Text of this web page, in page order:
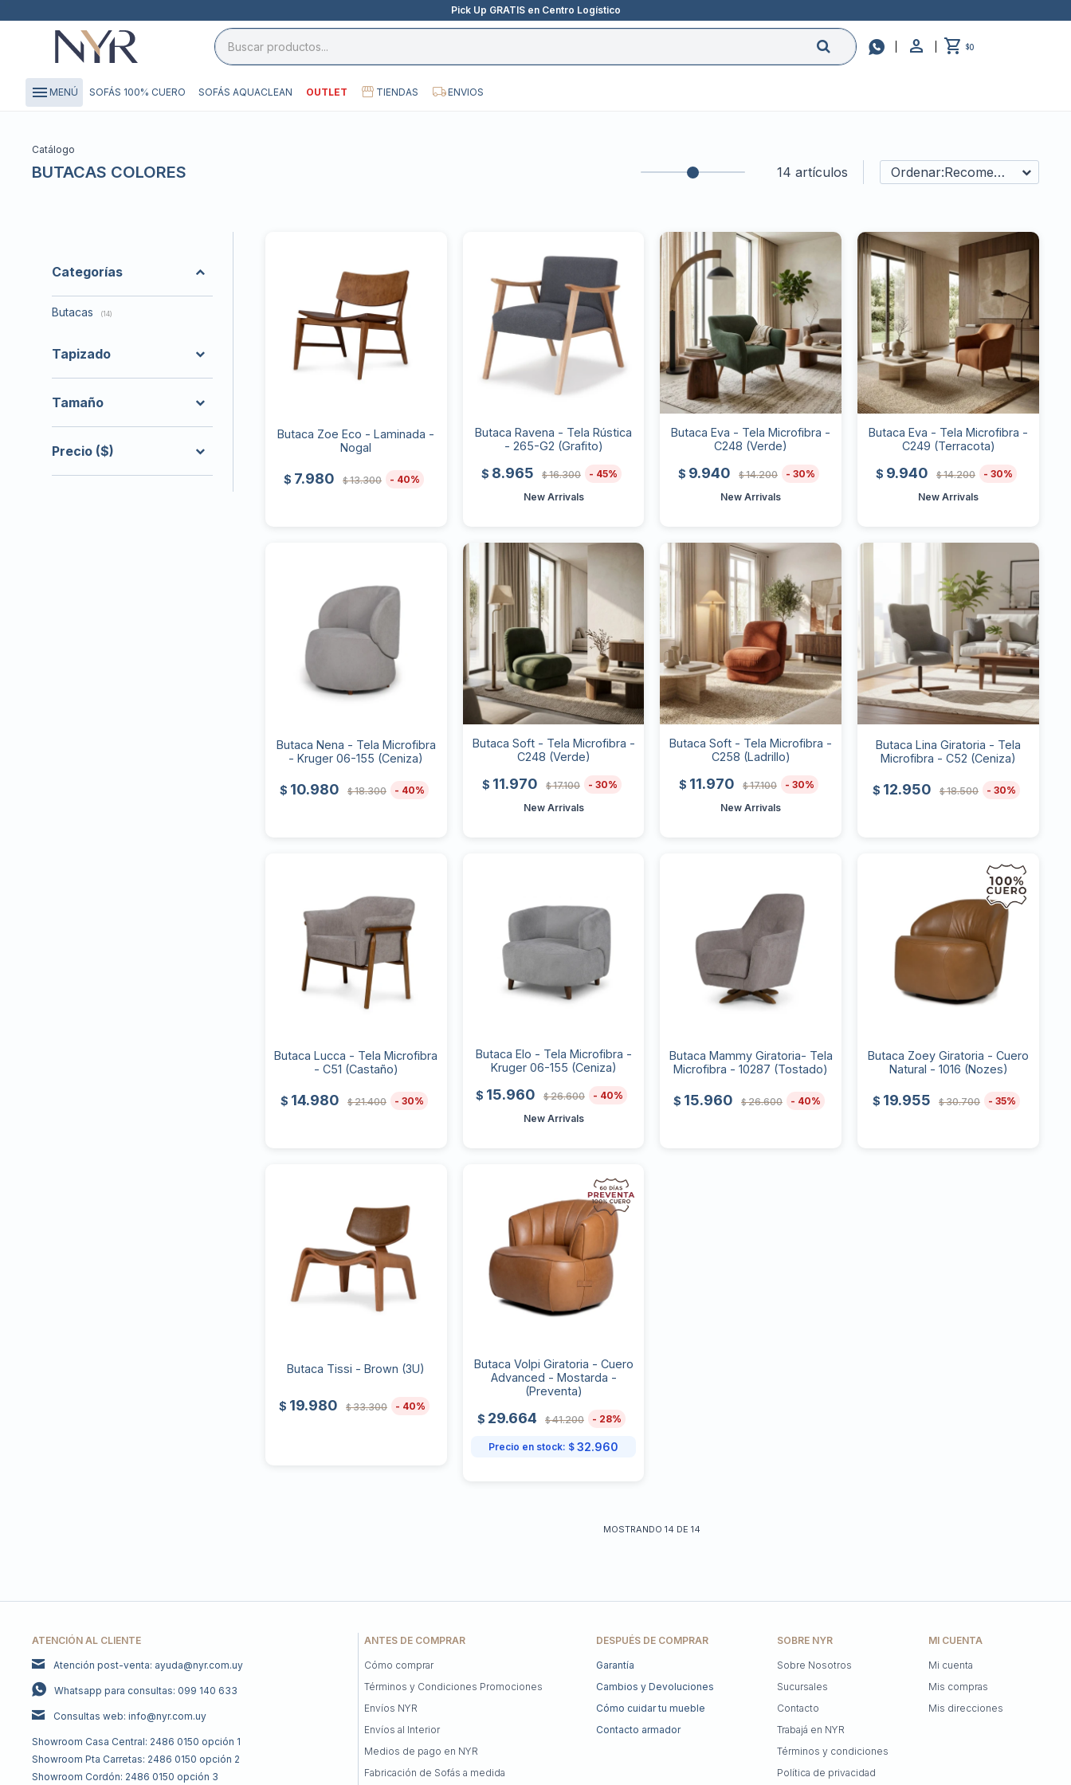
Pick Up GRATIS en Centro Logístico
 $0
menu MENÚ SOFÁS 100% CUERO SOFÁS AQUACLEAN OUTLET TIENDAS ENVIOS
Catálogo
BUTACAS COLORES 14 artículos Recomendados
Butaca Zoe Eco - Laminada -
Nogal
$ 7.980 $ 13.300 40
Butaca Ravena - Tela Rústica
- 265-G2 (Grafito)
$ 8.965 $ 16.300
45
New Arrivals
Butaca Eva - Tela Microfibra -
C248 (Verde)
$ 9.940 $ 14.200
30
New Arrivals
Butaca Eva - Tela Microfibra -
C249 (Terracota)
$ 9.940 $ 14.200
30
New Arrivals
Butaca Nena - Tela Microfibra
- Kruger 06-155 (Ceniza)
$ 10.980 $ 18.300 40
Butaca Soft - Tela Microfibra -
C248 (Verde)
$ 11.970 $ 17.100
30
New Arrivals
Butaca Soft - Tela Microfibra -
C258 (Ladrillo)
$ 11.970 $ 17.100
30
New Arrivals
Butaca Lina Giratoria - Tela
Microfibra - C52 (Ceniza)
$ 12.950 $ 18.500 30
Butaca Lucca - Tela Microfibra
- C51 (Castaño)
$ 14.980 $ 21.400 30
Butaca Elo - Tela Microfibra -
Kruger 06-155 (Ceniza)
$ 15.960 $ 26.600
40
New Arrivals
Butaca Mammy Giratoria- Tela
Microfibra - 10287 (Tostado)
$ 15.960 $ 26.600 40
Butaca Zoey Giratoria - Cuero
Natural - 1016 (Nozes)
$ 19.955 $ 30.700 35
Butaca Tissi - Brown (3U)
$ 19.980 $ 33.300 40
Butaca Volpi Giratoria - Cuero
Advanced - Mostarda -
(Preventa)
$ 29.664 $ 41.200 28
Precio en stock: $ 32.960
MOSTRANDO14 DE14
Categorías
Butacas (14)
Precio ($)
Tapizado
Tamaño
ATENCIÓN AL CLIENTE
Atención post-venta: ayuda@nyr.com.uy
Whatsapp para consultas: 099 140 633
Consultas web: info@nyr.com.uy
Showroom Casa Central: 2486 0150 opción 1
Showroom Pta Carretas: 2486 0150 opción 2
Showroom Cordón: 2486 0150 opción 3
DESPUÉS DE COMPRAR
Garantía
Cambios y Devoluciones
Cómo cuidar tu mueble
Contacto armador
SOBRE NYR
Sobre Nosotros
Sucursales
Contacto
Trabajá en NYR
Términos y condiciones
Política de privacidad
ANTES DE COMPRAR
Cómo comprar
Términos y Condiciones Promociones
Envíos NYR
Envíos al Interior
Medios de pago en NYR
Fabricación de Sofás a medida
MI CUENTA
Mi cuenta
Mis compras
Mis direcciones
close